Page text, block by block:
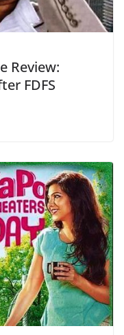
Review:
FDFS